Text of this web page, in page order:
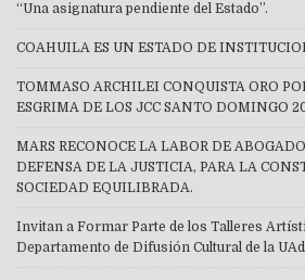
“Una asignatura pendiente del Estado”.
COAHUILA ES UN ESTADO DE
TOMMASO ARCHILEI CONQUISTA ORO
ESGRIMA DE LOS JCC SANTO DOMINGO
MARS RECONOCE LA LABOR DE
DEFENSA DE LA JUSTICIA, PARA LA
SOCIEDAD EQUILIBRADA.
Invitan a Formar Parte de los Talleres
Departamento de Difusión Cultural de la